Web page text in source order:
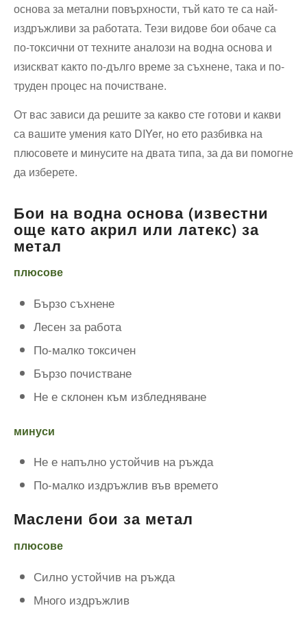
основа за метални повърхности, тъй като те са най-
издръжливи за работата. Тези видове бои обаче са
по-токсични от техните аналози на водна основа и
изискват както по-дълго време за съхнене, така и по-
труден процес на почистване.
От вас зависи да решите за какво сте готови и какви
са вашите умения като DIYer, но ето разбивка на
плюсовете и минусите на двата типа, за да ви помогне
да изберете.
Бои на водна основа (известни
още като акрил или латекс) за
метал
плюсове
Бързо съхнене
Лесен за работа
По-малко токсичен
Бързо почистване
Не е склонен към избледняване
минуси
Не е напълно устойчив на ръжда
По-малко издръжлив във времето
Маслени бои за метал
плюсове
Силно устойчив на ръжда
Много издръжлив